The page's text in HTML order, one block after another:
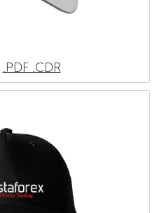
.PDF .CDR